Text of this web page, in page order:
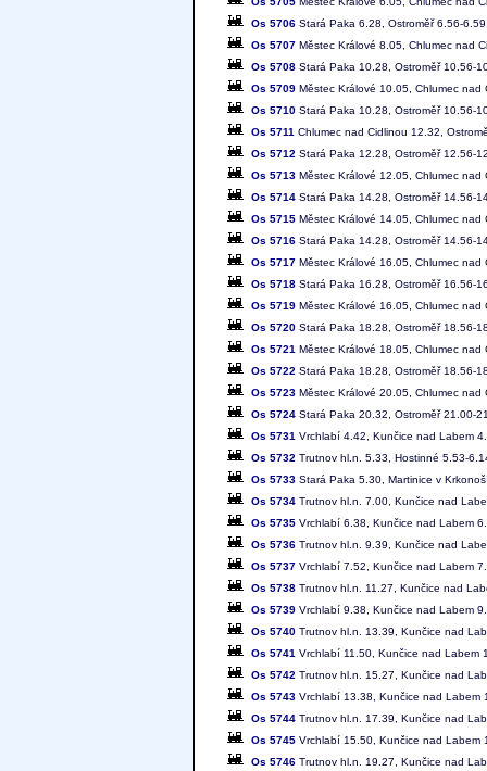
Os 5706 Stará Paka 6.28, Ostroměř 6.56-
Os 5707 Městec Králové 8.05, Chlumec nad
Os 5708 Stará Paka 10.28, Ostroměř 10.56-
Os 5709 Městec Králové 10.05, Chlumec
Os 5710 Stará Paka 10.28, Ostroměř 10.56-
Os 5711 Chlumec nad Cidlinou 12.32,
Os 5712 Stará Paka 12.28, Ostroměř 12.56-
Os 5713 Městec Králové 12.05, Chlumec
Os 5714 Stará Paka 14.28, Ostroměř 14.56-
Os 5715 Městec Králové 14.05, Chlumec
Os 5716 Stará Paka 14.28, Ostroměř 14.56-
Os 5717 Městec Králové 16.05, Chlumec
Os 5718 Stará Paka 16.28, Ostroměř 16.56-
Os 5719 Městec Králové 16.05, Chlumec
Os 5720 Stará Paka 18.28, Ostroměř 18.56-
Os 5721 Městec Králové 18.05, Chlumec
Os 5722 Stará Paka 18.28, Ostroměř 18.56-
Os 5723 Městec Králové 20.05, Chlumec
Os 5724 Stará Paka 20.32, Ostroměř 21.00-
Os 5731 Vrchlabí 4.42, Kunčice nad Labem
Os 5732 Trutnov hl.n. 5.33, Hostinné 5.53-
Os 5733 Stará Paka 5.30, Martinice v
Os 5734 Trutnov hl.n. 7.00, Kunčice nad
Os 5735 Vrchlabí 6.38, Kunčice nad Labem
Os 5736 Trutnov hl.n. 9.39, Kunčice nad
Os 5737 Vrchlabí 7.52, Kunčice nad Labem
Os 5738 Trutnov hl.n. 11.27, Kunčice nad
Os 5739 Vrchlabí 9.38, Kunčice nad Labem
Os 5740 Trutnov hl.n. 13.39, Kunčice nad
Os 5741 Vrchlabí 11.50, Kunčice nad Labem
Os 5742 Trutnov hl.n. 15.27, Kunčice nad
Os 5743 Vrchlabí 13.38, Kunčice nad Labem
Os 5744 Trutnov hl.n. 17.39, Kunčice nad
Os 5745 Vrchlabí 15.50, Kunčice nad Labem
Os 5746 Trutnov hl.n. 19.27, Kunčice nad